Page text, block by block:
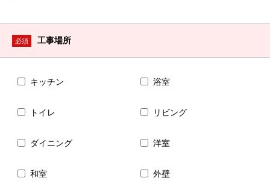
必須 工事場所
キッチン 浴室
トイレ リビング
ダイニング 洋室
和室 外壁